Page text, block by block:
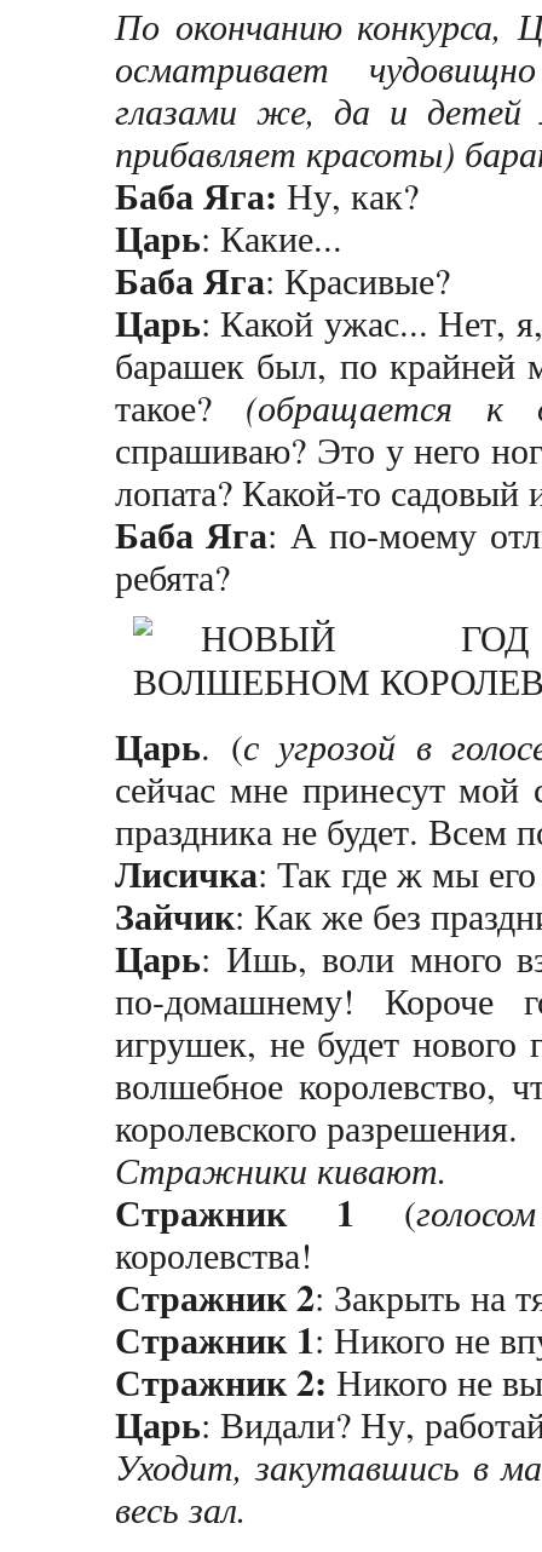
По окончанию конкурса,
осматривает
глазами же, да и детей
прибавляет красоты)
Баба Яга: Ну, как?
Царь: Какие...
Баба Яга: Красивые?
Царь: Какой ужас... Нет,
барашек был, по крайней
такое? (обращается к
спрашиваю? Это у него
лопата? Какой-то садовый
Баба Яга: А по-моему
ребята?
Царь. (с угрозой в
сейчас мне принесут
праздника не будет. Всем
Лисичка: Так где ж мы
Зайчик: Как же без
Царь: Ишь, воли много
по-домашнему! Короче
игрушек, не будет нового
волшебное королевство,
королевского разрешения.
Стражники кивают.
Стражник 1 (
королевства!
Стражник 2: Закрыть на
Стражник 1: Никого не
Стражник 2: Никого не
Царь: Видали? Ну,
Уходит, закутавшись в
весь зал.